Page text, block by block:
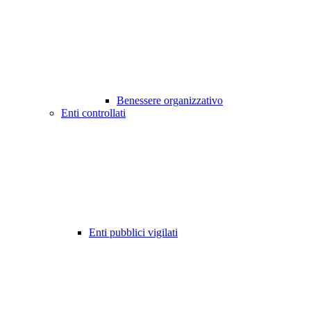
Benessere organizzativo
Enti controllati
Enti pubblici vigilati